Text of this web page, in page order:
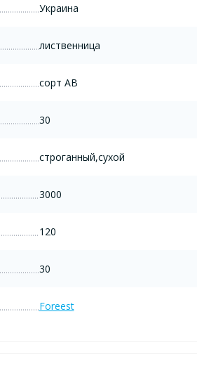
Украина
лиственница
сорт AB
30
строганный,сухой
3000
120
30
Foreest